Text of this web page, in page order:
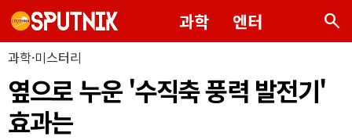
과학 엔터 search
과학·미스터리
옆으로 누운 '수직축 풍력 발전기'
효과는